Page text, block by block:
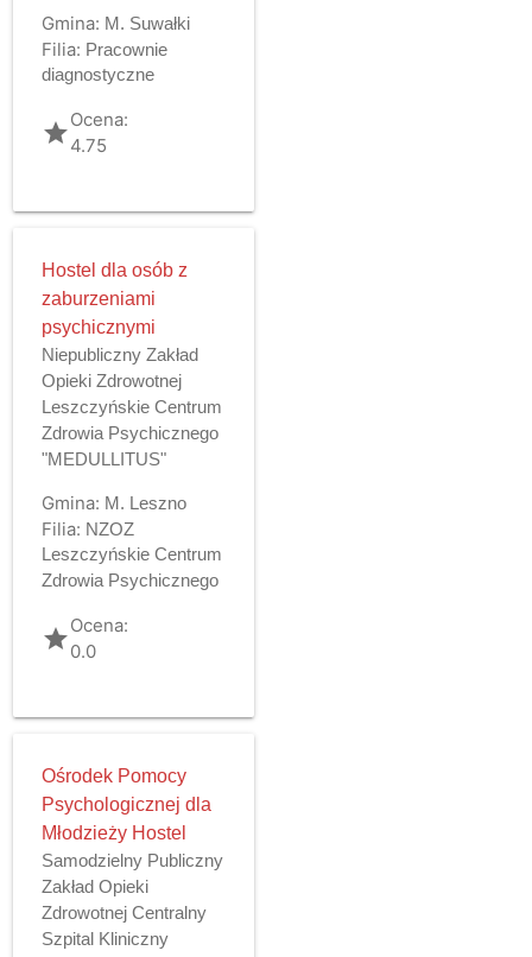
Gmina: M. Suwałki
Filia: Pracownie
diagnostyczne
gradeOcena:
4.75
Hostel dla osób z
zaburzeniami
psychicznymi
Niepubliczny Zakład
Opieki Zdrowotnej
Leszczyńskie Centrum
Zdrowia Psychicznego
"MEDULLITUS"
Gmina: M. Leszno
Filia: NZOZ
Leszczyńskie Centrum
Zdrowia Psychicznego
gradeOcena:
0.0
Ośrodek Pomocy
Psychologicznej dla
Młodzieży Hostel
Samodzielny Publiczny
Zakład Opieki
Zdrowotnej Centralny
Szpital Kliniczny